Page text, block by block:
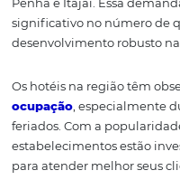
O
Beto